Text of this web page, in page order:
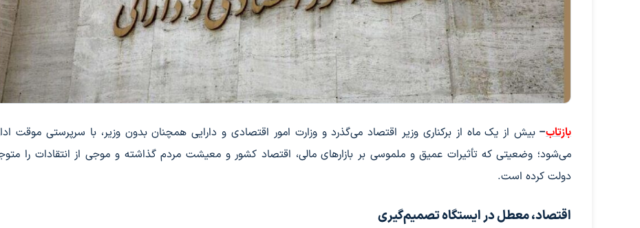
بازتاب– بیش از یک ماه از برکناری وزیر اقتصاد می‌گذرد و وزارت امور اقتصادی و دارایی همچنان بدون وزیر، با سرپرستی موقت
می‌شود؛ وضعیتی که تأثیرات عمیق و ملموسی بر بازارهای مالی، اقتصاد کشور و معیشت مردم گذاشته و موجی از انتقادات را
دولت کرده است.
اقتصاد، معطل در ایستگاه تصمیم‌گیری